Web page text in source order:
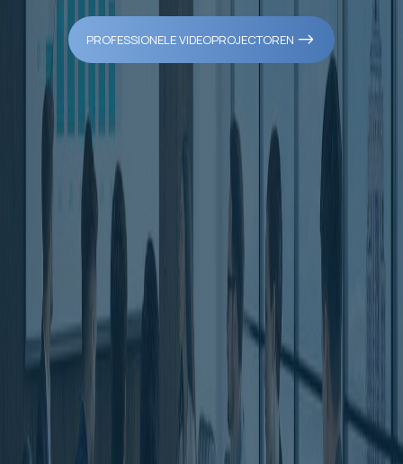
PROFESSIONELE VIDEOPROJECTOREN